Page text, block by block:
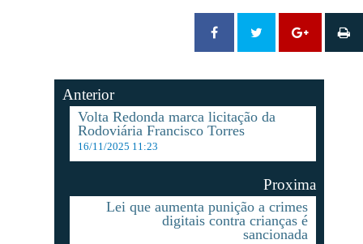
Anterior
Volta Redonda marca licitação da
Rodoviária Francisco Torres
16/11/2025 11:23
Proxima
Lei que aumenta punição a crimes
digitais contra crianças é
sancionada